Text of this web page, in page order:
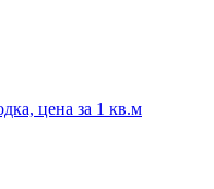
цена за 1 кв.м